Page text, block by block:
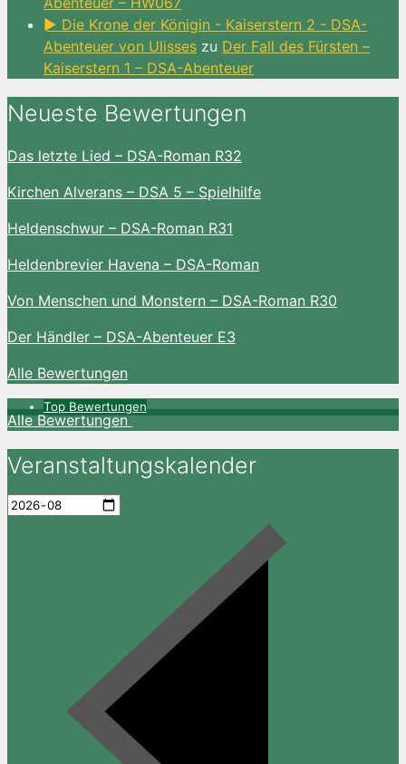
► Die Krone der Königin - Kaiserstern 2 - DSA-
Abenteuer von Ulisses zu Der Fall des Fürsten –
Kaiserstern 1 – DSA-Abenteuer
Neueste Bewertungen
Das letzte Lied – DSA-Roman R32
Kirchen Alverans – DSA 5 – Spielhilfe
Heldenschwur – DSA-Roman R31
Heldenbrevier Havena – DSA-Roman
Von Menschen und Monstern – DSA-Roman R30
Der Händler – DSA-Abenteuer E3
Alle Bewertungen
Top Bewertungen
Alle Bewertungen
Veranstaltungskalender